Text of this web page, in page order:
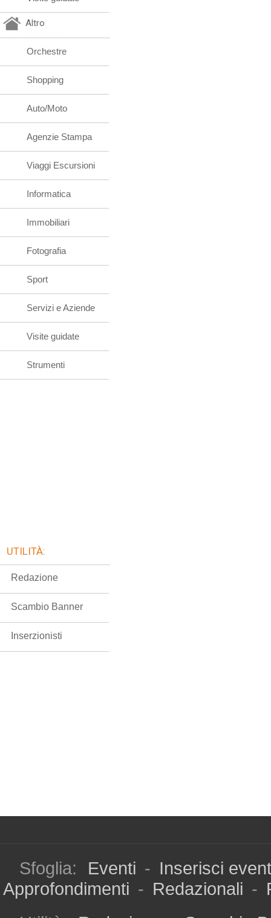
Altro
Orchestre
Shopping
Auto/Moto
Agenzie Stampa
Viaggi Escursioni
Informatica
Immobiliari
Fotografia
Sport
Servizi e Aziende
Visite guidate
Strumenti
UTILITÀ:
Redazione
Scambio Banner
Inserzionisti
Sfoglia: Eventi - Inserisci
Approfondimenti - Redazionali -